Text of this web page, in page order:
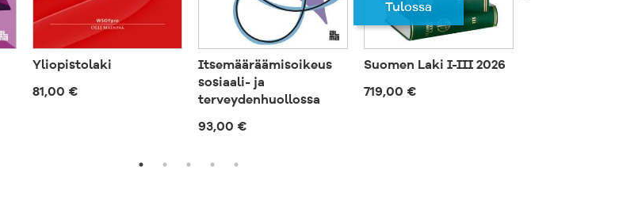
Yliopistolaki
81,00 €
Itsemääräämisoikeus
sosiaali- ja
terveydenhuollossa
93,00 €
Tulossa
Suomen Laki I-III 2026
719,00 €